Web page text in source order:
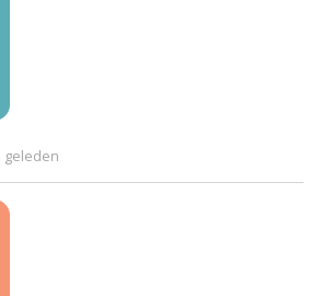
geleden